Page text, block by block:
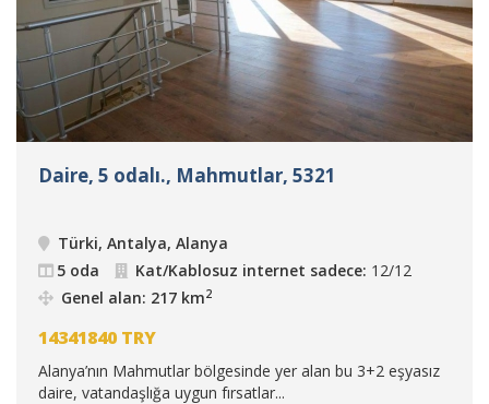
Daire, 5 odalı., Mahmutlar, 5321
Türki, Antalya, Alanya
5 oda
Kat/Kablosuz internet sadece: 12/12
Genel alan: 217 km2
14341840 TRY
Alanya’nın Mahmutlar bölgesinde yer alan bu 3+2 eşyasız
daire, vatandaşlığa uygun fırsatlar...